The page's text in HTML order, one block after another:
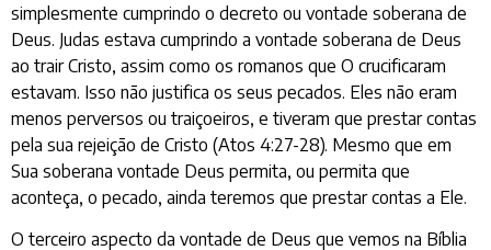
simplesmente cumprindo o decreto ou vontade soberana de
Deus. Judas estava cumprindo a vontade soberana de Deus
ao trair Cristo, assim como os romanos que O crucificaram
estavam. Isso não justifica os seus pecados. Eles não eram
menos perversos ou traiçoeiros, e tiveram que prestar contas
pela sua rejeição de Cristo (Atos 4:27-28). Mesmo que em
Sua soberana vontade Deus permita, ou permita que
aconteça, o pecado, ainda teremos que prestar contas a Ele.
O terceiro aspecto da vontade de Deus que vemos na Bíblia